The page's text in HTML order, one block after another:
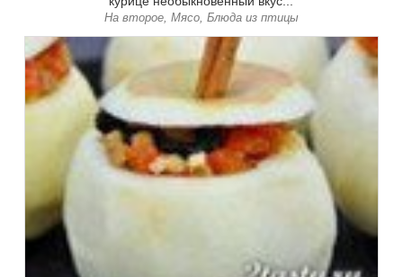
На второе, Мясо, Блюда из птицы